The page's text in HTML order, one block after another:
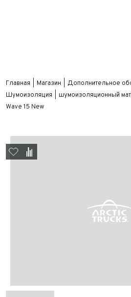
Главная Магазин
Дополнительное
Шумоизоляция
шумоизоляционный
Wave 15 New